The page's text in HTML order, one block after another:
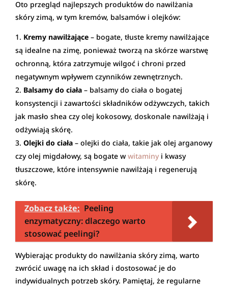
Oto przegląd najlepszych produktów do nawilżania
skóry zimą, w tym kremów, balsamów i olejków:
Kremy nawilżające – bogate, tłuste kremy nawilżające
są idealne na zimę, ponieważ tworzą na skórze warstwę
ochronną, która zatrzymuje wilgoć i chroni przed
negatywnym wpływem czynników zewnętrznych.
Balsamy do ciała – balsamy do ciała o bogatej
konsystencji i zawartości składników odżywczych, takich
jak masło shea czy olej kokosowy, doskonale nawilżają i
odżywiają skórę.
Olejki do ciała – olejki do ciała, takie jak olej arganowy
czy olej migdałowy, są bogate w witaminy i kwasy
tłuszczowe, które intensywnie nawilżają i regenerują
skórę.
Zobacz także: Peeling
enzymatyczny: dlaczego warto
stosować peelingi?
Wybierając produkty do nawilżania skóry zimą, warto
zwrócić uwagę na ich skład i dostosować je do
indywidualnych potrzeb skóry. Pamiętaj, że regularne